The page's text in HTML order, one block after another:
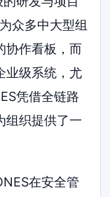
众多中大型组
协作看板，而
业级系统，尤
凭借全链路
组织提供了一
在安全管